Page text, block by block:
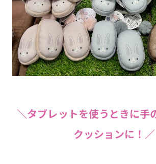
＼タブレットを使うときに手
クッションに！／